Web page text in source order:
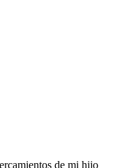
de mi hijo